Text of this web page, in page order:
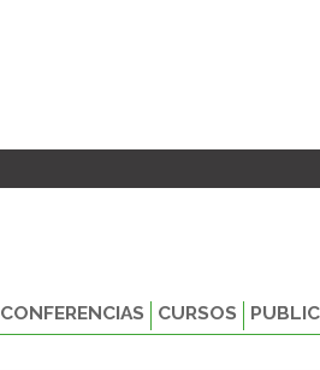
CONFERENCIAS CURSOS